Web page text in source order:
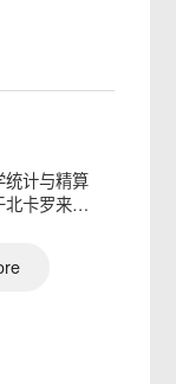
计与精算
北卡罗来纳